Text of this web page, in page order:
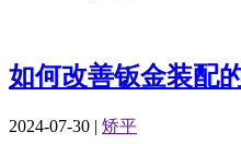
如何改善钣金装配
2024-07-30 | 矫平